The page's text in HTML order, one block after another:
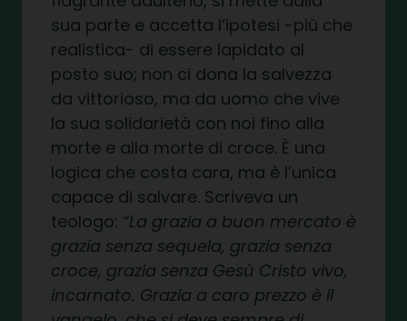
sua parte e accetta l’ipotesi -più che
realistica- di essere lapidato al
posto suo; non ci dona la salvezza
da vittorioso, ma da uomo che vive
la sua solidarietà con noi fino alla
morte e alla morte di croce. È una
logica che costa cara, ma è l’unica
capace di salvare. Scriveva un
teologo: “La grazia a buon mercato è
grazia senza sequela, grazia senza
croce, grazia senza Gesù Cristo vivo,
incarnato. Grazia a caro prezzo è il